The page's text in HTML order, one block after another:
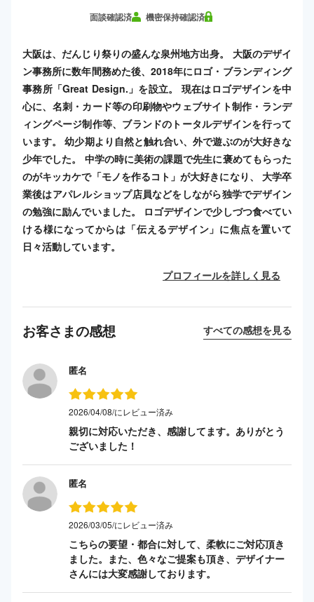
面談確認済 機密保持確認済
大阪は、だんじり祭りの盛んな泉州地方出身。 大阪のデザイ
ン事務所に数年間務めた後、2018年にロゴ・ブランディング
事務所「Great Design.」を設立。 現在はロゴデザインを中
心に、名刺・カード等の印刷物やウェブサイト制作・ランデ
ィングページ制作等、ブランドのトータルデザインを行って
います。 幼少期より自然と触れ合い、外で遊ぶのが大好きな
少年でした。 中学の時に美術の課題で先生に褒めてもらった
のがキッカケで「モノを作るコト」が大好きになり、 大学卒
業後はアパレルショップ店員などをしながら独学でデザイン
の勉強に励んでいました。 ロゴデザインで少しづつ食べてい
ける様になってからは「伝えるデザイン」に焦点を置いて
日々活動しています。
プロフィールを詳しく見る
お客さまの感想 すべての感想を見る
匿名
2026/04/08/にレビュー済み
親切に対応いただき、感謝してます。ありがとう
ございました！
匿名
2026/03/05/にレビュー済み
こちらの要望・都合に対して、柔軟にご対応頂き
ました。また、色々なご提案も頂き、デザイナー
さんには大変感謝しております。